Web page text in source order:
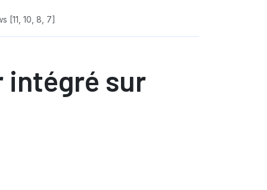
[11, 10, 8, 7]
sur